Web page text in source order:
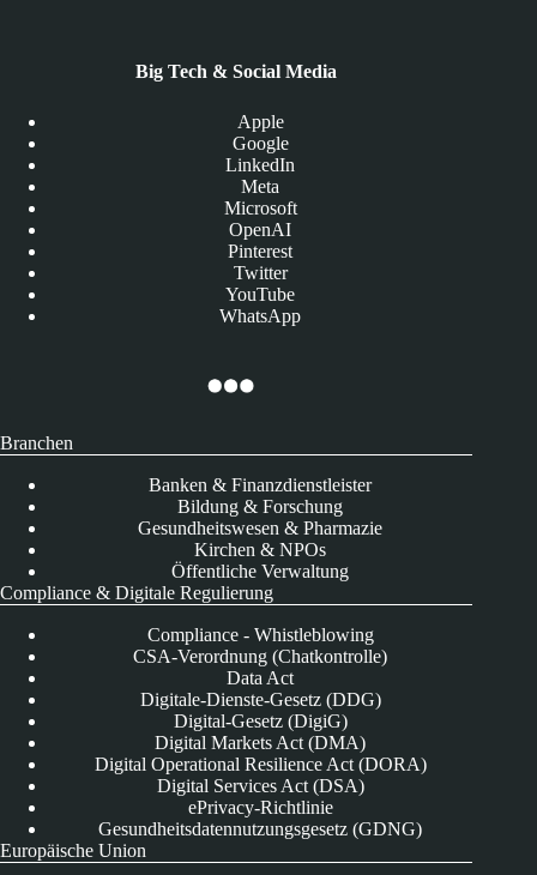
Big Tech & Social Media
Apple
Google
LinkedIn
Meta
Microsoft
OpenAI
Pinterest
Twitter
YouTube
WhatsApp
Branchen
Banken & Finanzdienstleister
Bildung & Forschung
Gesundheitswesen & Pharmazie
Kirchen & NPOs
Öffentliche Verwaltung
Compliance & Digitale Regulierung
Compliance - Whistleblowing
CSA-Verordnung (Chatkontrolle)
Data Act
Digitale-Dienste-Gesetz (DDG)
Digital-Gesetz (DigiG)
Digital Markets Act (DMA)
Digital Operational Resilience Act (DORA)
Digital Services Act (DSA)
ePrivacy-Richtlinie
Gesundheitsdatennutzungsgesetz (GDNG)
Europäische Union